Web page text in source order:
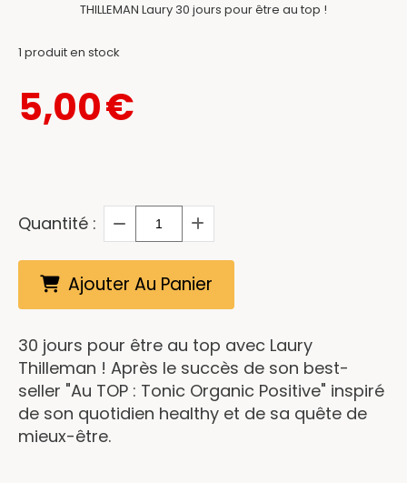
THILLEMAN Laury 30 jours pour être au top !
5,00€
1 produit en stock
Quantité :
Ajouter Au Panier
30 jours pour être au top avec Laury
Thilleman ! Après le succès de son best-
seller "Au TOP : Tonic Organic Positive" inspiré
de son quotidien healthy et de sa quête de
mieux-être.